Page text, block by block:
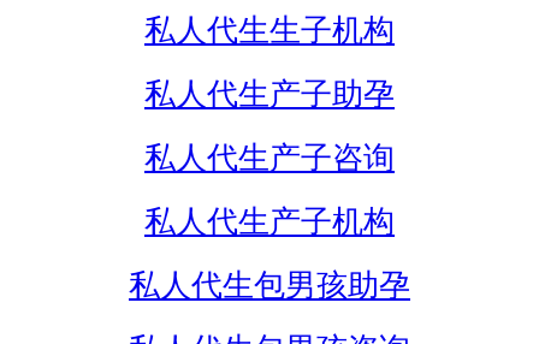
私人代生生子机构
私人代生产子助孕
私人代生产子咨询
私人代生产子机构
私人代生包男孩助孕